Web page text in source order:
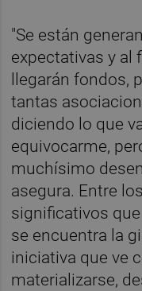
"Se están
expectativas y al
llegarán fondos,
tantas
diciendo lo que
equivocarme,
muchísimo
asegura. Entre
significativos
se encuentra la
iniciativa que ve
materializarse,